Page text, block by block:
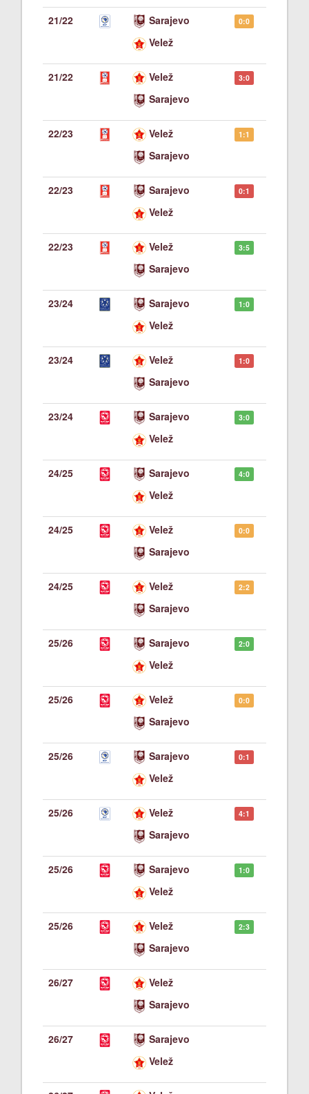
21/22
Sarajevo
Velež
0:0
21/22
Velež
Sarajevo
3:0
22/23
Velež
Sarajevo
1:1
22/23
Sarajevo
Velež
0:1
22/23
Velež
Sarajevo
3:5
23/24
Sarajevo
Velež
1:0
23/24
Velež
Sarajevo
1:0
23/24
Sarajevo
Velež
3:0
24/25
Sarajevo
Velež
4:0
24/25
Velež
Sarajevo
0:0
24/25
Velež
Sarajevo
2:2
25/26
Sarajevo
Velež
2:0
25/26
Velež
Sarajevo
0:0
25/26
Sarajevo
Velež
0:1
25/26
Velež
Sarajevo
4:1
25/26
Sarajevo
Velež
1:0
25/26
Velež
Sarajevo
2:3
26/27
Velež
Sarajevo
26/27
Sarajevo
Velež